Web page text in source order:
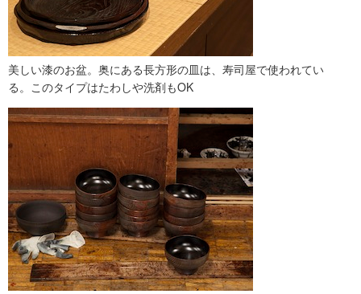
美しい漆のお盆。奥にある長方形の皿は、寿司屋で使われてい
る。このタイプはたわしや洗剤もOK